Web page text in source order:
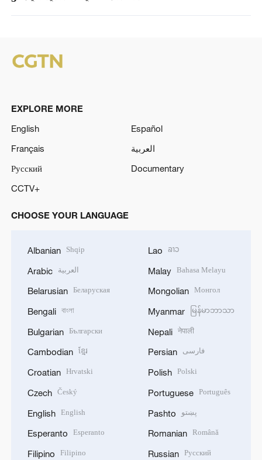
EXPLORE MORE
English
Español
Français
العربية
Русский
Documentary
CCTV+
CHOOSE YOUR LANGUAGE
Albanian Shqip
Arabic العربية
Belarusian Беларуская
Bengali বাংলা
Bulgarian Български
Cambodian ខ្មែរ
Croatian Hrvatski
Czech Český
English English
Esperanto Esperanto
Filipino Filipino
Lao ລາວ
Malay Bahasa Melayu
Mongolian Монгол
Myanmar မြန်မာဘာသာ
Nepali नेपाली
Persian فارسی
Polish Polski
Portuguese Português
Pashto پښتو
Romanian Română
Russian Русский